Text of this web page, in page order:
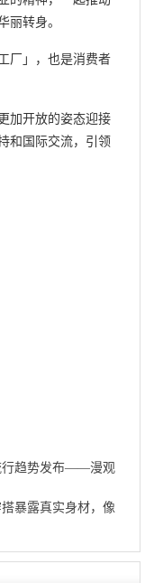
丽转身。
厂」，也是消费者
加开放的姿态迎接
和国际交流，引领
行趋势发布——漫观
暴露真实身材，像